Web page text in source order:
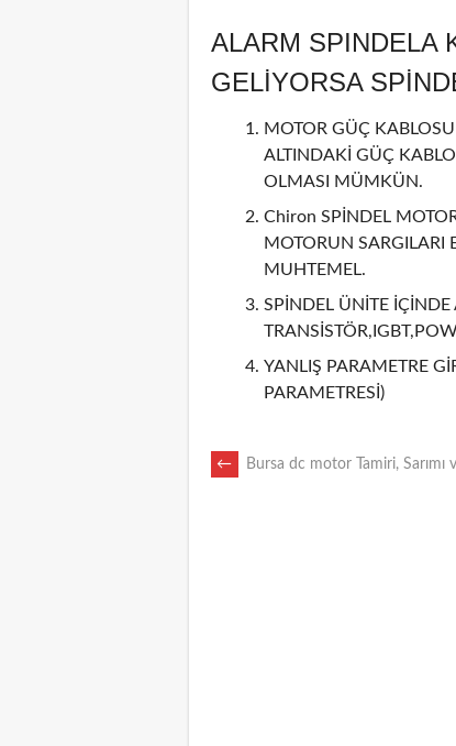
ALARM SPINDELA
GELİYORSA
MOTOR GÜÇ
ALTINDAKİ GÜÇ
OLMASI MÜMKÜN.
Chiron SPİNDEL
MOTORUN SARGILARI
MUHTEMEL.
SPİNDEL ÜNİTE
YANLIŞ PARAMETRE
PARAMETRESİ)
POST
← Bursa dc motor Tamiri, Sarımı